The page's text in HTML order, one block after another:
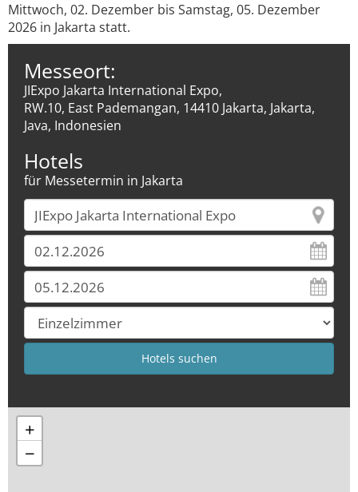
Mittwoch, 02. Dezember bis Samstag, 05. Dezember
2026 in Jakarta statt.
Messeort:
JIExpo Jakarta International Expo,
RW.10, East Pademangan, 14410 Jakarta, Jakarta,
Java, Indonesien
Hotels
für Messetermin in Jakarta
+
−